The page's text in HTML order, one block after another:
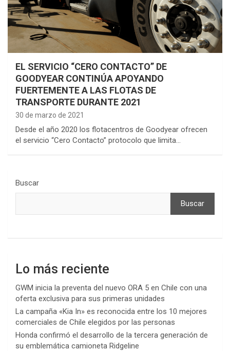
EL SERVICIO “CERO CONTACTO” DE
GOODYEAR CONTINÚA APOYANDO
FUERTEMENTE A LAS FLOTAS DE
TRANSPORTE DURANTE 2021
30 de marzo de 2021
Desde el año 2020 los flotacentros de Goodyear ofrecen
el servicio “Cero Contacto” protocolo que limita…
Buscar
Buscar
Lo más reciente
GWM inicia la preventa del nuevo ORA 5 en Chile con una
oferta exclusiva para sus primeras unidades
La campaña «Kia In» es reconocida entre los 10 mejores
comerciales de Chile elegidos por las personas
Honda confirmó el desarrollo de la tercera generación de
su emblemática camioneta Ridgeline